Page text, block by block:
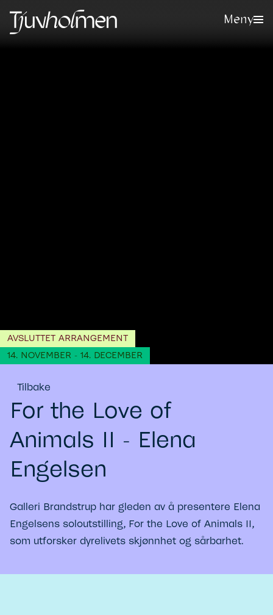
Meny
14. NOVEMBER - 14. DECEMBER
AVSLUTTET ARRANGEMENT
Tilbake
For the Love of
Animals II - Elena
Engelsen
Galleri Brandstrup har gleden av å presentere Elena
Engelsens soloutstilling, For the Love of Animals II,
som utforsker dyrelivets skjønnhet og sårbarhet.